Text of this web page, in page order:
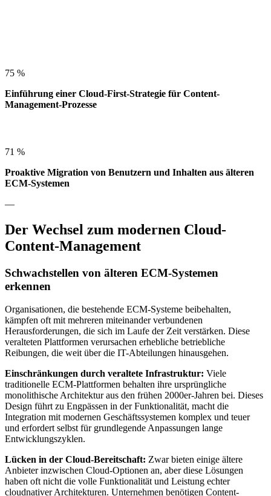
75 %
Einführung einer Cloud-First-Strategie für Content-
Management-Prozesse
71 %
Proaktive Migration von Benutzern und Inhalten aus älteren
ECM-Systemen
—
Der Wechsel zum modernen Cloud-
Content-Management
Schwachstellen von älteren ECM-Systemen
erkennen
Organisationen, die bestehende ECM-Systeme beibehalten,
kämpfen oft mit mehreren miteinander verbundenen
Herausforderungen, die sich im Laufe der Zeit verstärken. Diese
veralteten Plattformen verursachen erhebliche betriebliche
Reibungen, die weit über die IT-Abteilungen hinausgehen.
Einschränkungen durch veraltete Infrastruktur: Viele
traditionelle ECM-Plattformen behalten ihre ursprüngliche
monolithische Architektur aus den frühen 2000er-Jahren bei. Dieses
Design führt zu Engpässen in der Funktionalität, macht die
Integration mit modernen Geschäftssystemen komplex und teuer
und erfordert selbst für grundlegende Anpassungen lange
Entwicklungszyklen.
Lücken in der Cloud-Bereitschaft: Zwar bieten einige ältere
Anbieter inzwischen Cloud-Optionen an, aber diese Lösungen
haben oft nicht die volle Funktionalität und Leistung echter
cloudnativer Architekturen. Unternehmen benötigen Content-